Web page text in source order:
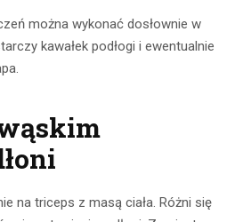
można wykonać dosłownie w
kawałek podłogi i ewentualnie
na triceps z masą ciała. Różni się